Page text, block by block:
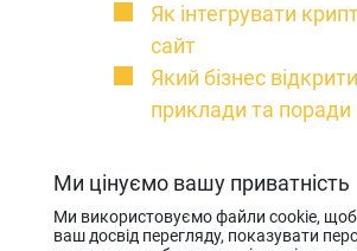
Як інтегрувати
сайт
Який бізнес
приклади та поради
Як розблокувати
Як безпечно купити
Ми цінуємо вашу приватність
Ми використовуємо файли cookie,
ваш досвід перегляду, показувати